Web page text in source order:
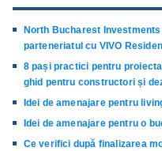
North Bucharest
parteneriatul cu VIVO
8 pași practici pentru
ghid pentru constructori și
Idei de amenajare pentru
Idei de amenajare pentru o
Ce verifici după finalizarea